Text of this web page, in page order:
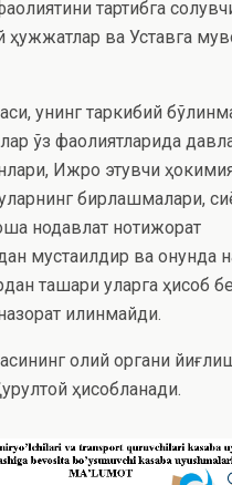
тартибга
ҳужжатлар ва Уставга
унинг таркибий
ўз фаолиятларида
Ижро этувчи
бирлашмалари,
нодавлат нотижорат
мустақилдир ва қонунда
ташқари уларга ҳисоб
қилинмайди.
олий органи
ҳисобланади.